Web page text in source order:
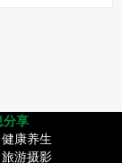
分享
健康养生
旅游摄影